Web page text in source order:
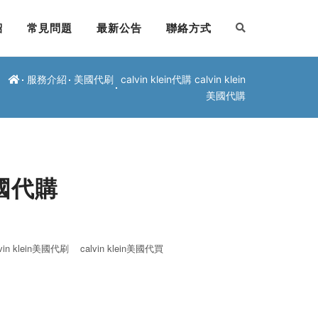
常見問題 最新公告 聯絡方式
服務介紹 美國代刷 calvin klein代購 calvin klein
美國代購
代購
klein美國代刷
calvin klein美國代買